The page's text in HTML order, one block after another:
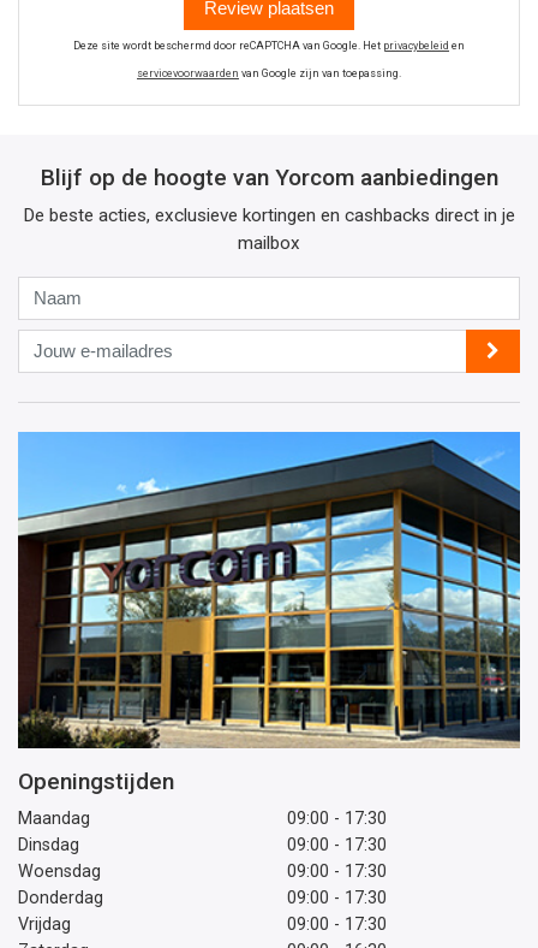
Review plaatsen
Deze site wordt beschermd door reCAPTCHA van Google. Het privacybeleid en
servicevoorwaarden van Google zijn van toepassing.
Blijf op de hoogte van Yorcom aanbiedingen
De beste acties, exclusieve kortingen en cashbacks direct in je
mailbox
Jouw
e-
mailadres
Openingstijden
Maandag
09:00 - 17:30
Dinsdag
09:00 - 17:30
Woensdag
09:00 - 17:30
Donderdag
09:00 - 17:30
Vrijdag
09:00 - 17:30